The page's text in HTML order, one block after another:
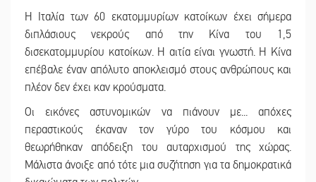
Η Ιταλία των 60 εκατομμυρίων κατοίκων έχει σήμερα
διπλάσιους νεκρούς από την Κίνα του 1,5
δισεκατομμυρίου κατοίκων. Η αιτία είναι γνωστή. Η Κίνα
επέβαλε έναν απόλυτο αποκλεισμό στους ανθρώπους και
πλέον δεν έχει καν κρούσματα.
Οι εικόνες αστυνομικών να πιάνουν με... απόχες
περαστικούς έκαναν τον γύρο του κόσμου και
θεωρήθηκαν απόδειξη του αυταρχισμού της χώρας.
Μάλιστα άνοιξε από τότε μια συζήτηση για τα δημοκρατικά